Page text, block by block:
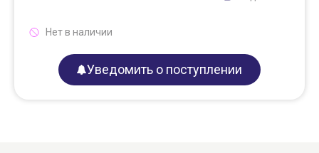
Нет в наличии
Уведомить о поступлении